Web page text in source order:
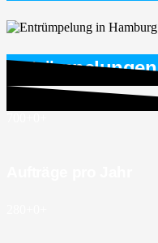
Entrümpelungen